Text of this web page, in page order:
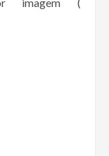
imagem (